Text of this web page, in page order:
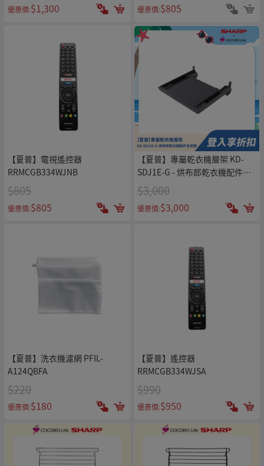
優惠價:$1,300 優惠價:$805
【夏普】電視遙控器
RRMCGB334WJNB
$805
優惠價:$805
【夏普】專屬乾衣機層架 KD-
SDJ1E-G - 烘布郎乾衣機配件含
安裝
$3,000
優惠價:$3,000
【夏普】洗衣機濾網 PFIL-
A124QBFA
$220
優惠價:$180
【夏普】遙控器
RRMCGB334WJSA
$990
優惠價:$950